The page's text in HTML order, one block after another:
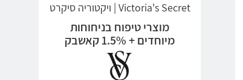
Victoria's Secret | ויקטוריה סיקרט
מוצרי טיפוח בניחוחות
מיוחדים + 1.5% קאשבק